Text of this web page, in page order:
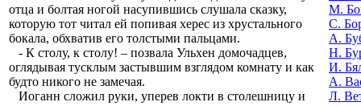
отца и болтая ногой насупившись слушала сказку,
которую тот читал ей попивая херес из хрустального
бокала, обхватив его толстыми пальцами.
- К столу, к столу! – позвала Ульхен домочадцев,
оглядывая тусклым застывшим взглядом комнату и как
будто никого не замечая.
Иоганн сложил руки, уперев локти в столешницу и
М.
С.
А.
Н.
И.
А.
Л.